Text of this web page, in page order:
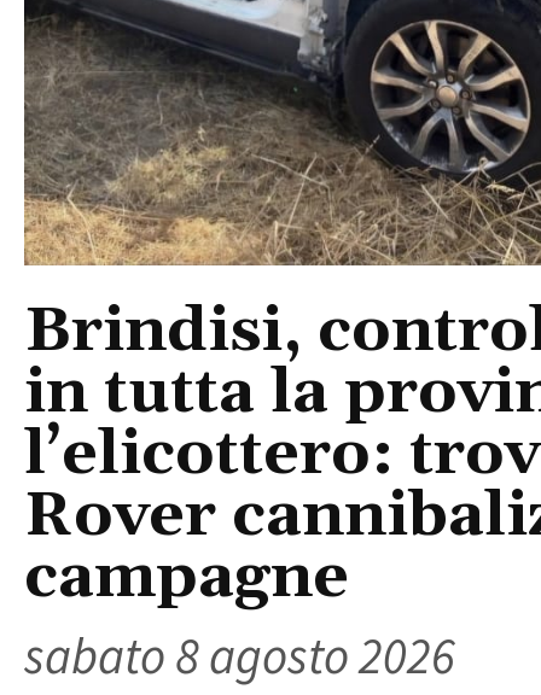
Brindisi,
in tutta la
l’elicottero:
Rover
campagne
sabato 8 agosto 2026